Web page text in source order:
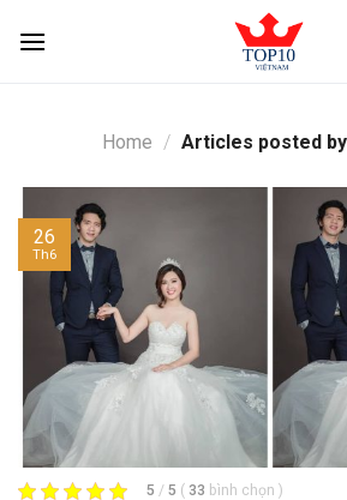
Home / Articles posted
5 / 5 ( 33 bình chọn )
26
Th6